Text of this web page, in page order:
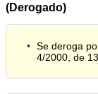
(Derogado)
Se deroga
4/2000, de